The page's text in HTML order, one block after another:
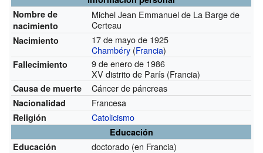
Nombre de
nacimiento
Michel Jean Emmanuel de La Barge de
Certeau
Nacimiento
17 de mayo de 1925
Chambéry (Francia)
Fallecimiento
9 de enero de 1986
XV distrito de París (Francia)
Causa de muerte Cáncer de páncreas
Nacionalidad Francesa
Religión Catolicismo
Educación
Educación
doctorado (en Francia)